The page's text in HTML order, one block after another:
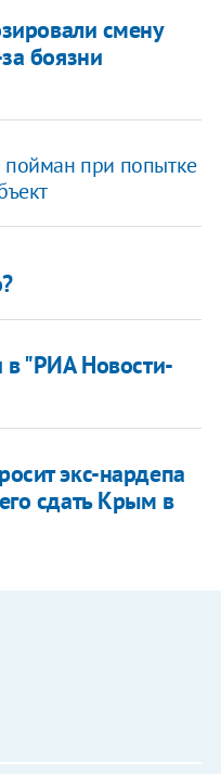
смену
боязни
пойман при попытке
"РИА Новости-
экс-нардепа
сдать Крым в